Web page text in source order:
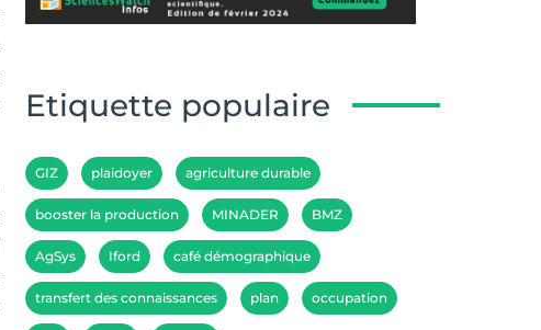
Etiquette populaire
GIZ plaidoyer agriculture durable
booster la production MINADER BMZ
AgSys Iford café démographique
transfert des connaissances plan occupation